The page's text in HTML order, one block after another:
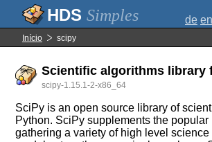
Simples de en
Início scipy
Scientific algorithms library
scipy-1.15.1-2-x86_64
SciPy is an open source library of
Python. SciPy supplements the popular
gathering a variety of high level